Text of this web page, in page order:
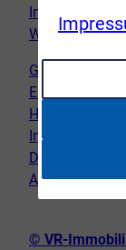
Immobilie
Wir vor Ort
Genderhinweis
Erklärung zur
Hinweispflicht
Impressum
Datenschutz
AGB
© VR-